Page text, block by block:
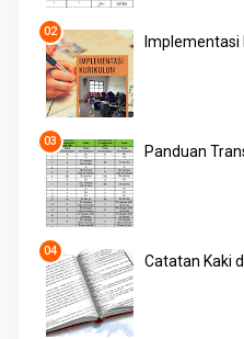
Implementasi
Panduan
Catatan Kaki